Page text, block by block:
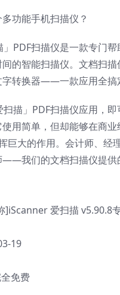
功能手机扫描仪？
PDF扫描仪是一款专门帮
的智能扫描仪。文档扫描
转换器——一款应用全搞
描」PDF扫描仪应用，即
用简单，但却能够在商业
巨大的作用。会计师、经
——我们的文档扫描仪提供
]iScanner 爱扫描 v5.90.8
19
免费